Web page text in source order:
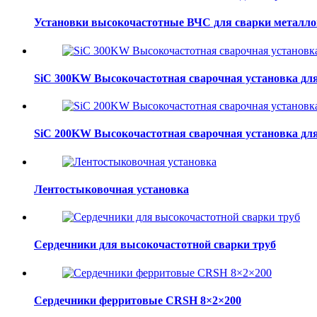
Установки высокочастотные ВЧС для сварки
SiC 300KW Высокочастотная сварочная установка
SiC 200KW Высокочастотная сварочная установка
Лентостыковочная установка
Сердечники для высокочастотной сварки труб
Сердечники ферритовые CRSH 8×2×200